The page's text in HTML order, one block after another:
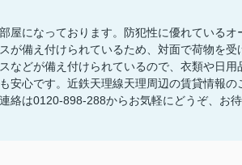
屋になっております。防犯性に優れているオ
が備え付けられているため、対面で荷物を受
などが備え付けられているので、衣類や日用
安心です。近鉄天理線天理周辺の賃貸情報の
絡は0120-898-288からお気軽にどうぞ、お待